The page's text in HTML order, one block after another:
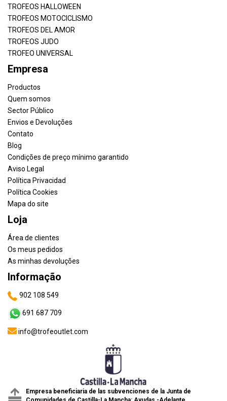
TROFEOS HALLOWEEN
TROFEOS MOTOCICLISMO
TROFEOS DEL AMOR
TROFEOS JUDO
TROFEO UNIVERSAL
Empresa
Productos
Quem somos
Sector Público
Envios e Devoluções
Contato
Blog
Condições de preço mínimo garantido
Aviso Legal
Política Privacidad
Política Cookies
Mapa do site
Loja
Área de clientes
Os meus pedidos
As minhas devoluções
Informação
902 108 549
691 687 709
info@trofeoutlet.com
Empresa beneficiaria de las subvenciones de la Junta de